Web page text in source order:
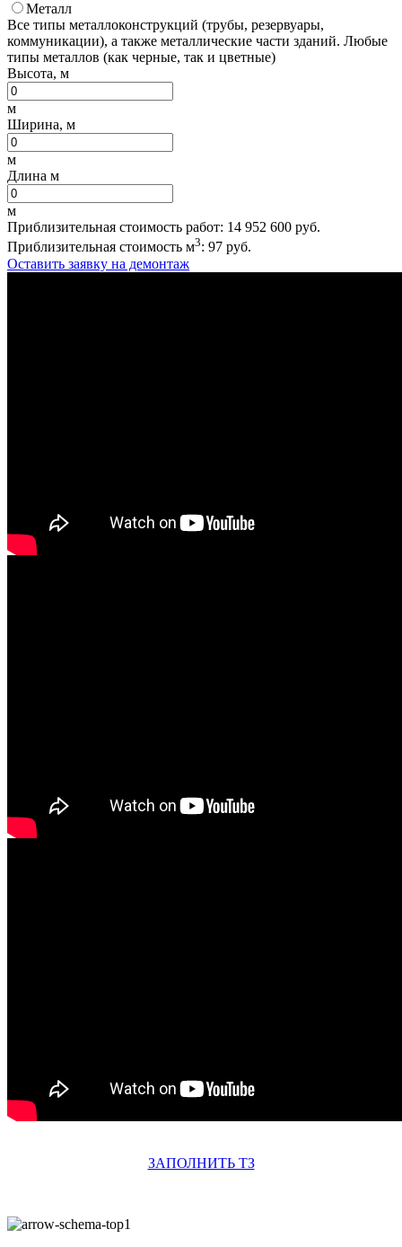
Металл
Все типы металлоконструкций (трубы, резервуары,
коммуникации), а также металлические части зданий. Любые
типы металлов (как черные, так и цветные)
Высота, м
м
Ширина, м
м
Длина м
м
Приблизительная стоимость работ: 14 952 600 руб.
Приблизительная стоимость м3: 97 руб.
Оставить заявку на демонтаж
ЗАПОЛНИТЬ ТЗ